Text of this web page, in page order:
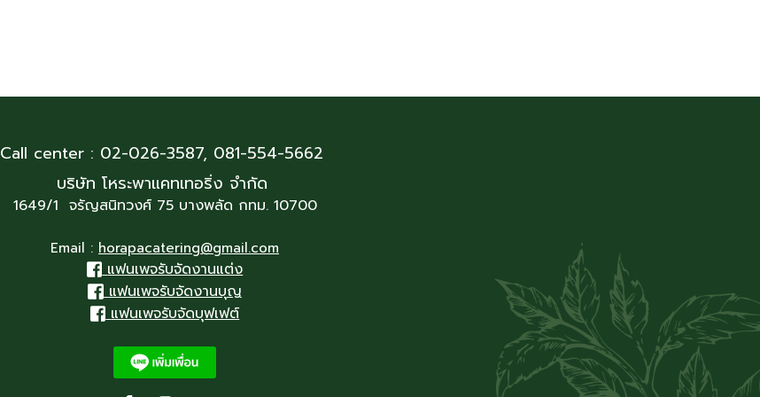
Call center : 02-026-3587, 081-554-5662
บริษัท โหระพาแคทเทอริ่ง จำกัด
1649/1 จรัญสนิทวงศ์ 75 บางพลัด กทม. 10700
Email : horapacatering@gmail.com
แฟนเพจรับจัดงานแต่ง
แฟนเพจรับจัดงานบุญ
แฟนเพจรับจัดบุฟเฟต์